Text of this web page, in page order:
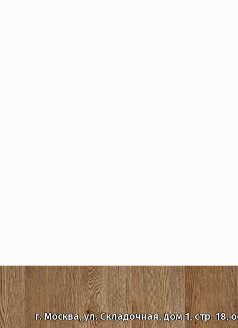
г. Москва, ул. Складочная, дом 1, стр. 18,